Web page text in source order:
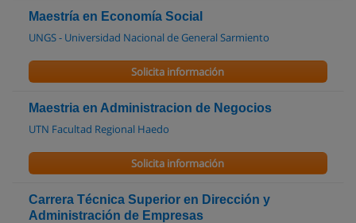
Maestría en Economía Social
UNGS - Universidad Nacional de General Sarmiento
Solicita información
Maestria en Administracion de Negocios
UTN Facultad Regional Haedo
Solicita información
Carrera Técnica Superior en Dirección y
Administración de Empresas